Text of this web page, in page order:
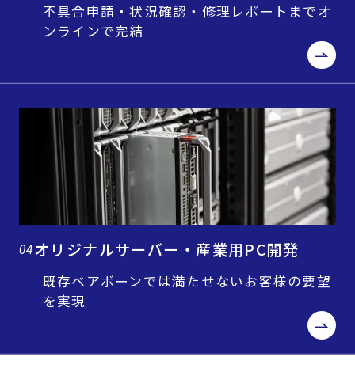
不具合申請・状況確認・修理レポートまでオ
ンラインで完結
04オリジナルサーバー・産業用PC開発
既存ベアボーンでは満たせないお客様の要望
を実現